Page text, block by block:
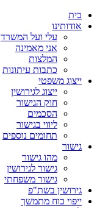
בית
אודותינו
עלי ועל המשרד
אני מאמינה
המלצות
כתבות עיתונות
ייצוג משפטי
ייצוג לגירושין
חוק הגישור
הסכמים
ליווי בגישור
תחומים נוספים
גישור
מהו גישור
גישור לגירושין
גישור משפחתי
גירושין בשת"פ
ייפוי כוח מתמשך